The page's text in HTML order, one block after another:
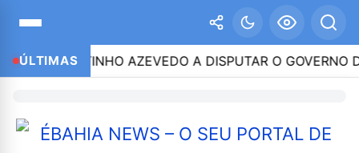
ÚLTIMAS
CLEITINHO AZEVEDO A DISPUTAR O GOVERNO DE